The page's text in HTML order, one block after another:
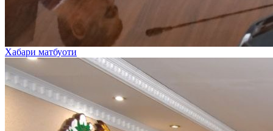
Хабари матбуоти